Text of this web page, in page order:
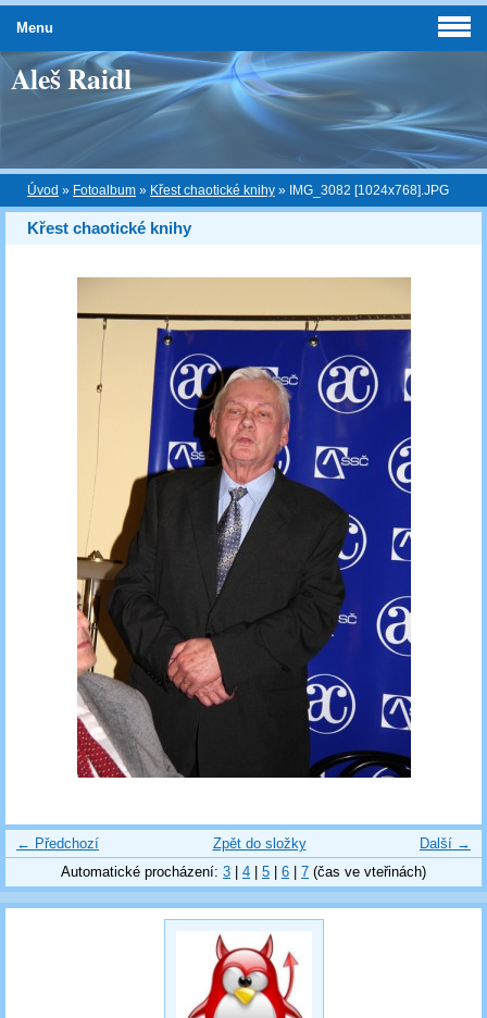
Aleš Raidl
Úvod » Fotoalbum » Křest chaotické knihy » IMG_3082 [1024x768].JPG
Křest chaotické knihy
← Předchozí Další →
Zpět do složky
Automatické procházení: 3 4 5 6 7 (čas ve vteřinách)
Menu